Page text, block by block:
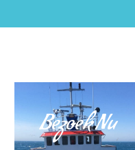
Bezoek Nu